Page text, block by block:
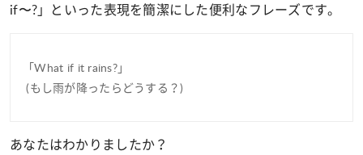
if〜?」といった表現を簡潔にした便利なフレーズです。
「What if it rains? 」
(もし雨が降ったらどうする？)
あなたはわかりましたか？